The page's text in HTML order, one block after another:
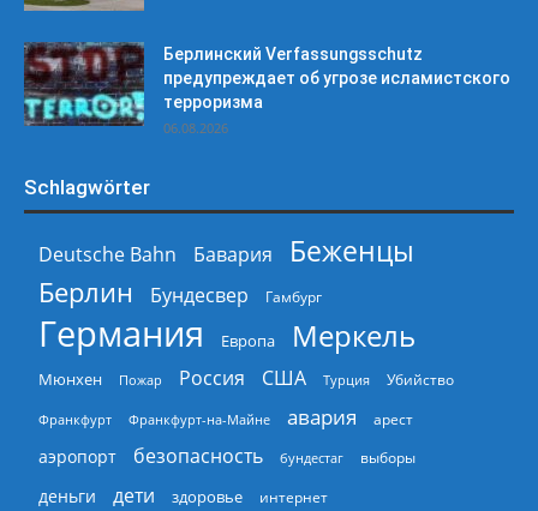
Берлинский Verfassungsschutz
предупреждает об угрозе исламистского
терроризма
06.08.2026
Schlagwörter
Deutsche Bahn Бавария
Беженцы
Берлин
Бундесвер Гамбург
Германия Европа Меркель
Мюнхен Пожар Россия США Турция Убийство
Франкфурт Франкфурт-на-Майне авария арест
аэропорт безопасность бундестаг выборы
деньги дети здоровье интернет